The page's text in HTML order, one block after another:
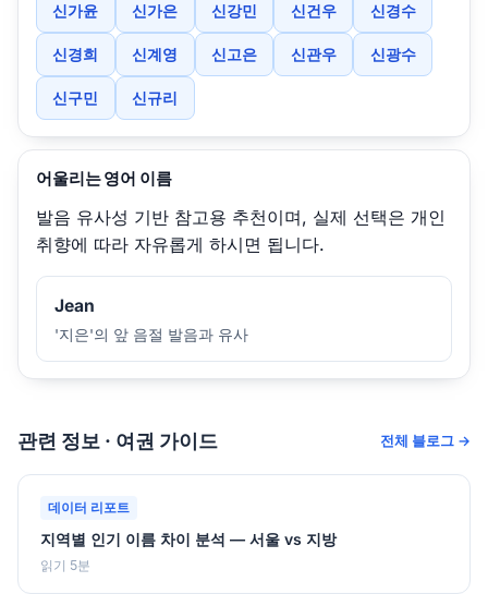
신가윤 신가은 신강민 신건우 신경수
신경희 신계영 신고은 신관우 신광수
신구민 신규리
어울리는 영어 이름
발음 유사성 기반 참고용 추천이며, 실제 선택은 개인
취향에 따라 자유롭게 하시면 됩니다.
Jean
'지은'의 앞 음절 발음과 유사
관련 정보 · 여권 가이드 전체 블로그 →
데이터 리포트
지역별 인기 이름 차이 분석 — 서울 vs 지방
읽기 5분